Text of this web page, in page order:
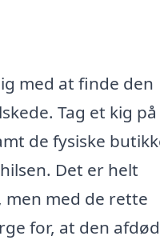
med at finde den
Tag et kig på
de fysiske
Det er helt
med de rette
for, at den